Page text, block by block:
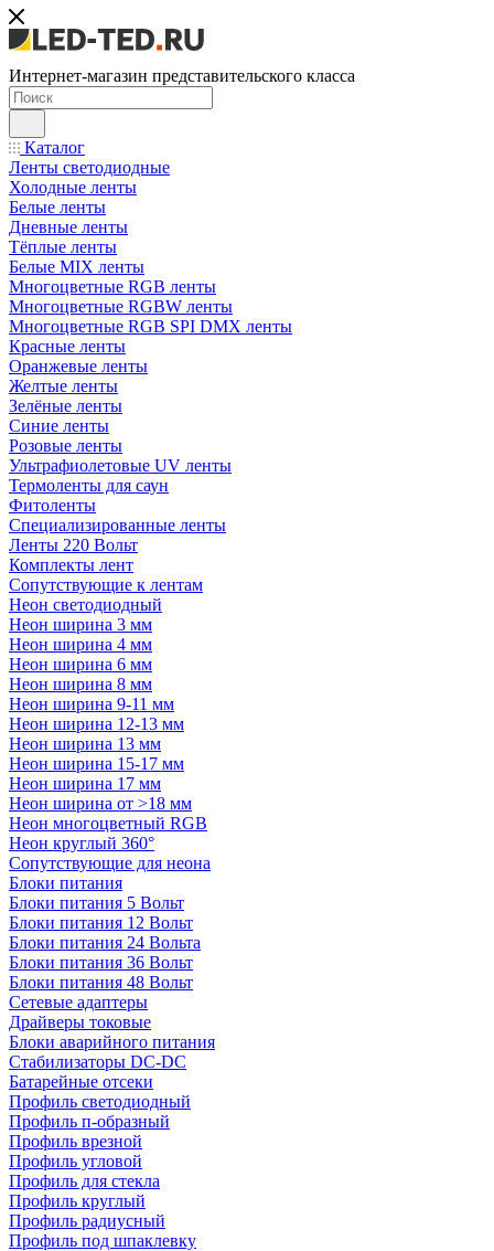
Интернет-магазин представительского класса
Каталог
Ленты светодиодные
Холодные ленты
Белые ленты
Дневные ленты
Тёплые ленты
Белые MIX ленты
Многоцветные RGB ленты
Многоцветные RGBW ленты
Многоцветные RGB SPI DMX ленты
Красные ленты
Оранжевые ленты
Желтые ленты
Зелёные ленты
Синие ленты
Розовые ленты
Ультрафиолетовые UV ленты
Термоленты для саун
Фитоленты
Специализированные ленты
Ленты 220 Вольт
Комплекты лент
Сопутствующие к лентам
Неон светодиодный
Неон ширина 3 мм
Неон ширина 4 мм
Неон ширина 6 мм
Неон ширина 8 мм
Неон ширина 9-11 мм
Неон ширина 12-13 мм
Неон ширина 13 мм
Неон ширина 15-17 мм
Неон ширина 17 мм
Неон ширина от >18 мм
Неон многоцветный RGB
Неон круглый 360°
Сопутствующие для неона
Блоки питания
Блоки питания 5 Вольт
Блоки питания 12 Вольт
Блоки питания 24 Вольта
Блоки питания 36 Вольт
Блоки питания 48 Вольт
Сетевые адаптеры
Драйверы токовые
Блоки аварийного питания
Стабилизаторы DC-DC
Батарейные отсеки
Профиль светодиодный
Профиль п-образный
Профиль врезной
Профиль угловой
Профиль для стекла
Профиль круглый
Профиль радиусный
Профиль под шпаклевку